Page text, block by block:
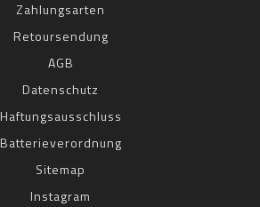
Zahlungsarten
Retoursendung
AGB
Datenschutz
Haftungsausschluss
Batterieverordnung
Sitemap
Instagram